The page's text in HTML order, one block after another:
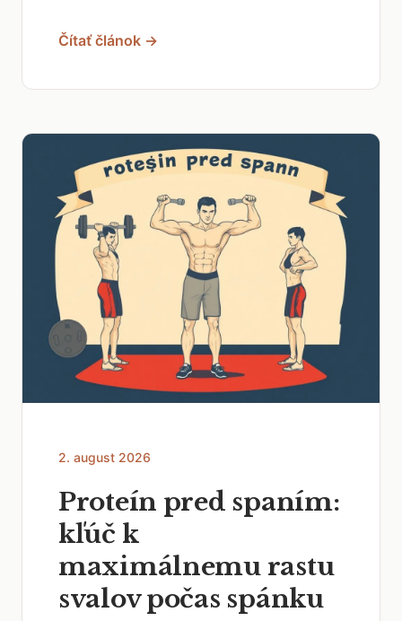
Čítať článok →
2. august 2026
Proteín pred spaním:
kľúč k
maximálnemu rastu
svalov počas spánku